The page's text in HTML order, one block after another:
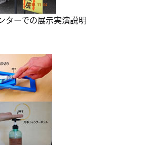
ターでの展示実演説明